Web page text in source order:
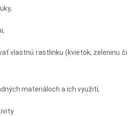
vlastnú rastlinku (kvietok, zeleninu či
materiáloch a ich využití,